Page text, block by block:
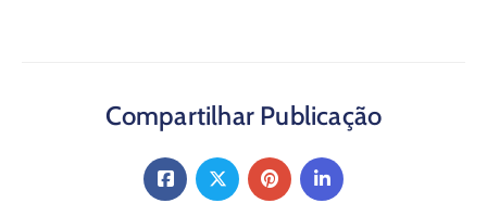
Compartilhar Publicação